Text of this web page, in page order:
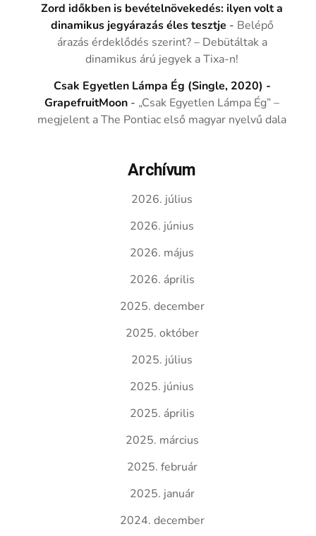
Zord időkben is bevételnövekedés: ilyen volt a
dinamikus jegyárazás éles tesztje - Belépő
árazás érdeklődés szerint? – Debütáltak a
dinamikus árú jegyek a Tixa-n!
Csak Egyetlen Lámpa Ég (Single, 2020) -
GrapefruitMoon - „Csak Egyetlen Lámpa Ég” –
megjelent a The Pontiac első magyar nyelvű dala
Archívum
2026. július
2026. június
2026. május
2026. április
2025. december
2025. október
2025. július
2025. június
2025. április
2025. március
2025. február
2025. január
2024. december